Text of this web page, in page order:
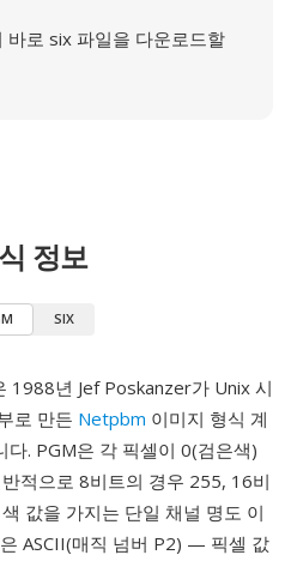
바로 six 파일을 다운로드할
정보
SIX
1988년 Jef Poskanzer가 Unix 시
로 만든 Netpbm 이미지 형식 계
. PGM은 각 픽셀이 0(검은색)
적으로 8비트의 경우 255, 16비
값을 가지는 단일 채널 명도 이
ASCII(매직 넘버 P2) — 픽셀 값